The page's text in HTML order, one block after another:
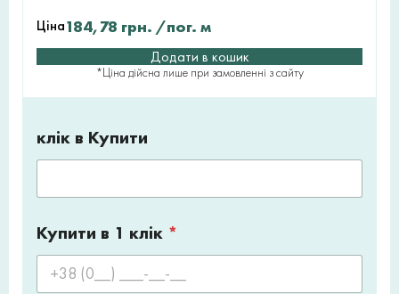
Ціна184,78 грн. /пог. м
Додати в кошик
*Ціна дійсна лише при замовленні з сайту
клік в Купити
Купити в 1 клік *